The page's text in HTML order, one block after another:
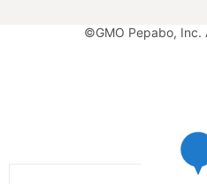
©GMO Pepabo, Inc.